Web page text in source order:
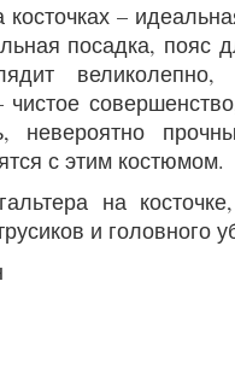
–
посадка, пояс
великолепно,
невероятно
с этим костюмом.
на
и головного